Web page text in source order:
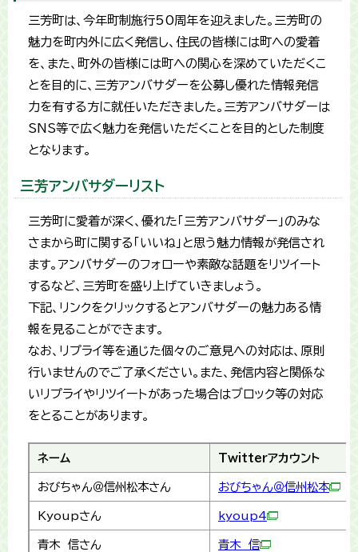
三芳町は、今年町制施行50周年を迎えました。三芳町の
魅力を町内外に広く発信し、住民の皆様には町への愛着
を、また、町外の皆様には町への関心を深めていただくこ
とを目的に、三芳アンバサダーを公募し優れた情報発信
力を有する方に就任いただきました。三芳アンバサダーは
SNS等で広く魅力を発信いただくことを目的とした制度
となります。
三芳アンバサダーリスト
三芳町に愛着が深く、優れた「三芳アンバサダー」のみな
さまから町に関する「いいね」と思う魅力情報が発信され
ます。アンバサダーのフォローや素敵な話題をリツイート
するなど、三芳町を盛り上げていきましょう。
下記、リンクをクリックするとアンバサダーの魅力ある情
報を見ることができます。
なお、リプライ等を通じた個々のご意見への対応は、原則
行いませんのでご了承ください。また、発信内容と関係な
いリプライやリツイートがあった場合はブロック等の対応
をとることがあります。
ネーム Twitterアカウント
おびちゃん＠信州松本さん おびちゃん＠信州松本
Kyoupさん kyoup4
青木 信さん 青木 信